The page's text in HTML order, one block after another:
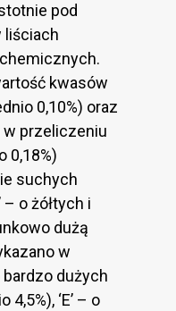
pod
liściach
kwasów
0,10%) oraz
przeliczeniu
0,18%)
suchych
– o żółtych i
dużą
w
bardzo dużych
‘E’ – o